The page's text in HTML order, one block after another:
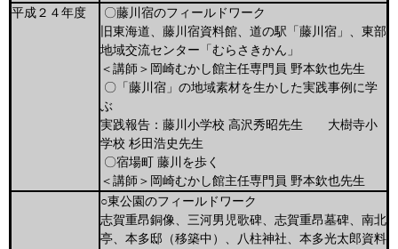
平成２４年度
〇藤川宿のフィールドワーク
旧東海道、藤川宿資料館、道の駅「藤川宿」、東部
地域交流センター「むらさきかん」
＜講師＞岡崎むかし館主任専門員 野本欽也先生
〇「藤川宿」の地域素材を生かした実践事例に学
ぶ
実践報告：藤川小学校 高沢秀昭先生 大樹寺小
学校 杉田浩史先生
〇宿場町 藤川を歩く
＜講師＞岡崎むかし館主任専門員 野本欽也先生
○東公園のフィールドワーク
志賀重昂銅像、三河男児歌碑、志賀重昂墓碑、南北
亭、本多邸（移築中）、八柱神社、本多光太郎資料